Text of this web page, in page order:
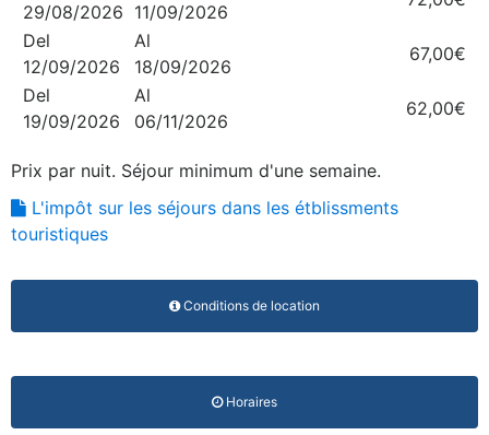
29/08/2026 11/09/2026
Del
12/09/2026
Al
18/09/2026
67,00€
Del
19/09/2026
Al
06/11/2026
62,00€
Prix par nuit. Séjour minimum d'une semaine.
L'impôt sur les séjours dans les étblissments
touristiques
Conditions de location
Horaires